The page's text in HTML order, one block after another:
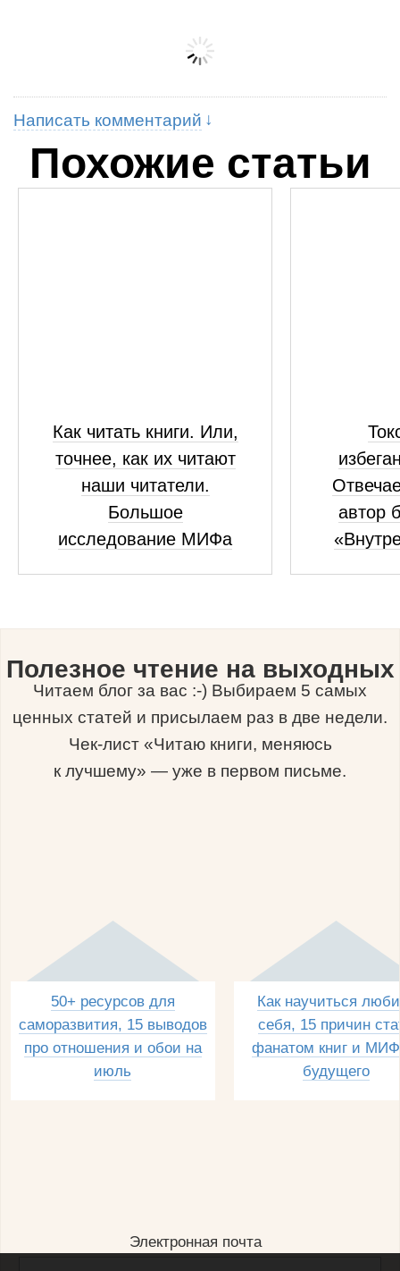
Написать комментарий
Похожие статьи
Как читать книги. Или,
точнее, как их читают
наши читатели.
Большое
исследование МИФа
автор
Полезное чтение на выходных
Читаем блог за вас :-) Выбираем 5 самых
ценных статей и присылаем раз в две недели.
Чек-лист «Читаю книги, меняюсь
к лучшему» — уже в первом письме.
50+ ресурсов для
саморазвития, 15 выводов
про отношения и обои на
июль
Как научиться
себя, 15 причин
фанатом книг и
будущего
Электронная почта